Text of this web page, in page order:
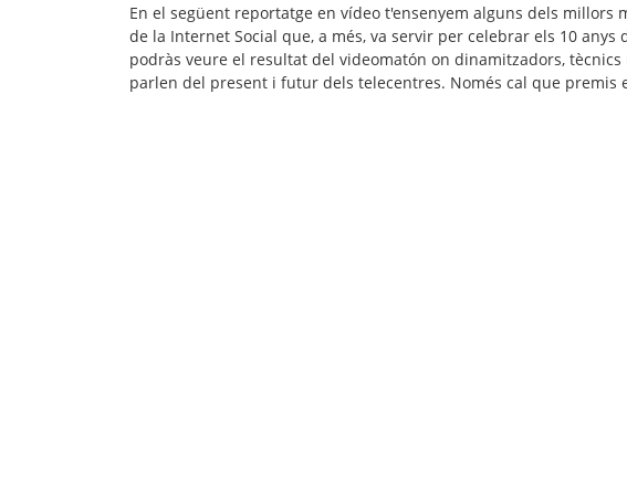
En el següent reportatge en vídeo t'ensenyem alguns dels millors
de la Internet Social que, a més, va servir per celebrar els 10 anys
podràs veure el resultat del videomatón on dinamitzadors,
parlen del present i futur dels telecentres. Només cal que premis